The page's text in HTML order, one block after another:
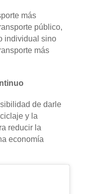
más
público,
individual sino
más
de darle
y la
reducir la
economía